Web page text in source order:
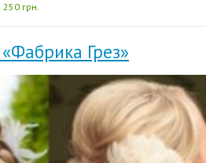
250 грн.
Грез»